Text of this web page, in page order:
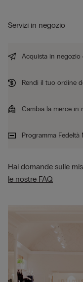
Servizi in negozio
Acquista in negozio
Rendi il tuo ordine
Cambia la merce in
Programma Fedeltà
Hai domande sulle
le nostre FAQ